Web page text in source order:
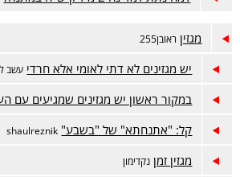
מגזין ראובן255
יש מגזינים לא דתי לאומי אלא חרדי עשב
במקור ראשון יש מגזינים שמגיעים עם
קל: "אתנחתא" של "בשבע" shaulreznik
מגזין זמן נקדימון